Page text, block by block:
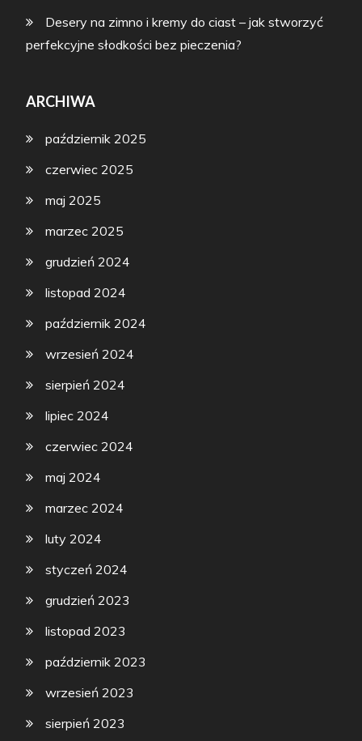
Desery na zimno i kremy do ciast – jak stworzyć
perfekcyjne słodkości bez pieczenia?
ARCHIWA
październik 2025
czerwiec 2025
maj 2025
marzec 2025
grudzień 2024
listopad 2024
październik 2024
wrzesień 2024
sierpień 2024
lipiec 2024
czerwiec 2024
maj 2024
marzec 2024
luty 2024
styczeń 2024
grudzień 2023
listopad 2023
październik 2023
wrzesień 2023
sierpień 2023